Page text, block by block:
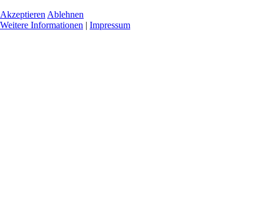
Akzeptieren Ablehnen
Weitere Informationen | Impressum